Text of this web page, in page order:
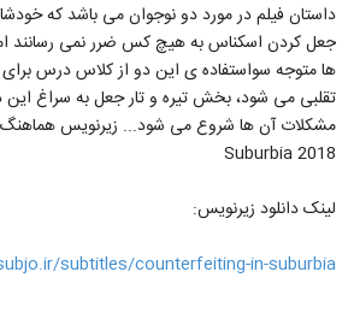
داستان فیلم در مورد دو نوجوان می باشد که
جعل کردن اسکناس به هیچ کس ضرر نمی رسانند
ها متوجه سواستفاده ی این دو از کلاس درس
تقلبی می شود، بخش تیره و تار جعل به سراغ
Suburbia 2018
لینک دانلود زیرنویس:
subtitles/counterfeiting-in-suburbia